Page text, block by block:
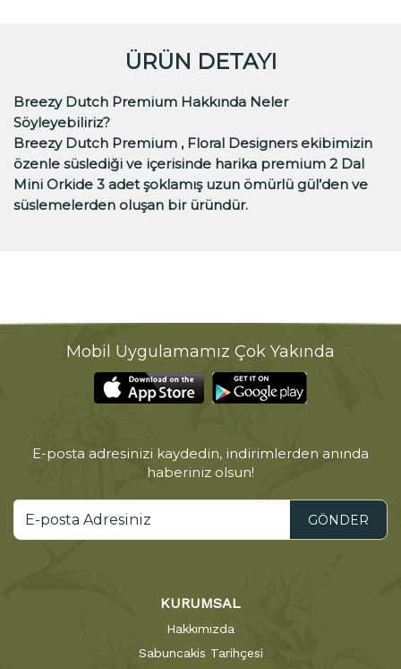
ÜRÜN DETAYI
Breezy Dutch Premium Hakkında Neler
Söyleyebiliriz?
Breezy Dutch Premium , Floral Designers ekibimizin
özenle süslediği ve içerisinde harika premium 2 Dal
Mini Orkide 3 adet şoklamış uzun ömürlü gül’den ve
süslemelerden oluşan bir üründür.
Mobil Uygulamamız Çok Yakında
E-posta adresinizi kaydedin, indirimlerden anında
haberiniz olsun!
GÖNDER
KURUMSAL
Hakkımızda
Sabuncakis Tarihçesi